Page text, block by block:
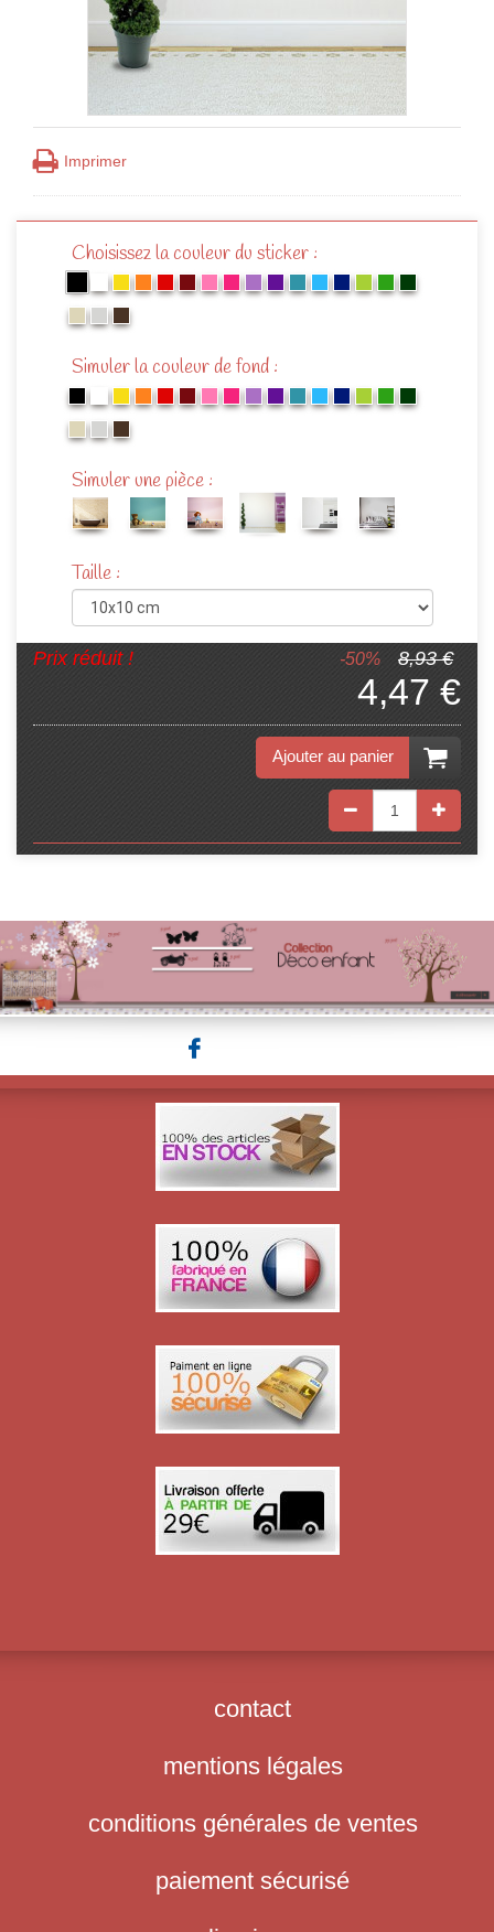
Imprimer
Choisissez la couleur du sticker :
Simuler la couleur de fond :
Simuler une pièce :
Taille :
-50% 8,93 €
Prix réduit !
4,47 €
Ajouter au panier
contact
mentions légales
conditions générales de ventes
paiement sécurisé